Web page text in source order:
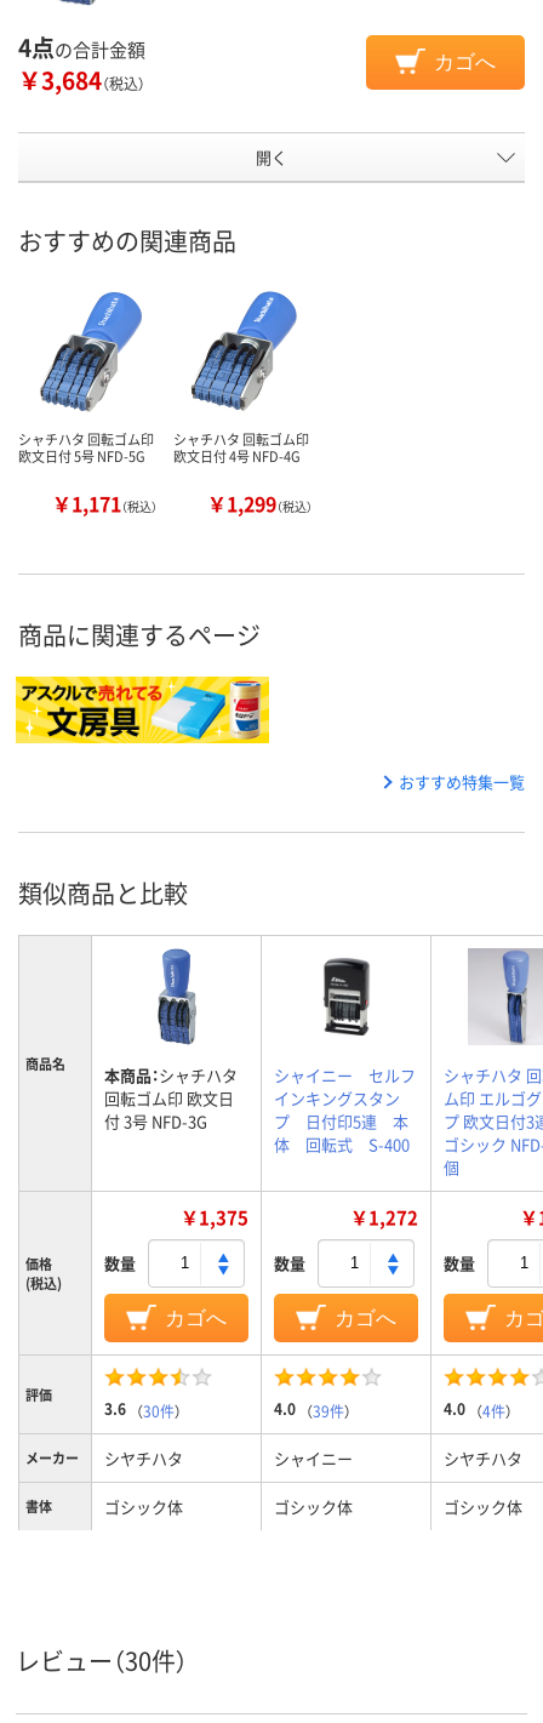
4点の合計金額
￥3,684（税込）
カゴへ
開く
おすすめの関連商品
シャチハタ 回転ゴム印
欧文日付 5号 NFD-5G
￥1,171（税込）
シャチハタ 回転ゴム印
欧文日付 4号 NFD-4G
￥1,299（税込）
商品に関連するページ
おすすめ特集一覧
類似商品と比較
商品名 本商品：シャチハタ
回転ゴム印 欧文日
付 3号 NFD-3G
シャイニー セルフ
インキングスタン
プ 日付印5連 本
体 回転式 S-400
シャチハタ
ム印 エルゴ
プ 欧文日付3
ゴシック
個
価格
(税込)
￥1,375
数量
カゴへ
￥1,272
数量
カゴへ
数量
カ
評価
3.6 （30件） 4.0 （39件） 4.0 （4件）
メーカー シヤチハタ シャイニー シヤチハタ
書体 ゴシック体 ゴシック体 ゴシック体
レビュー（30件）